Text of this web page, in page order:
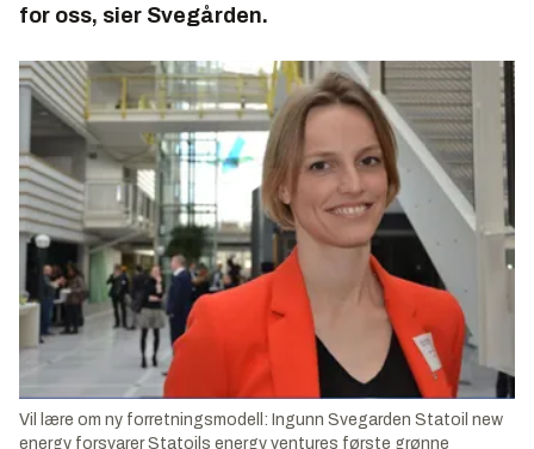
for oss, sier Svegården.
Vil lære om ny forretningsmodell: Ingunn Svegarden Statoil new
energy forsvarer Statoils energy ventures første grønne